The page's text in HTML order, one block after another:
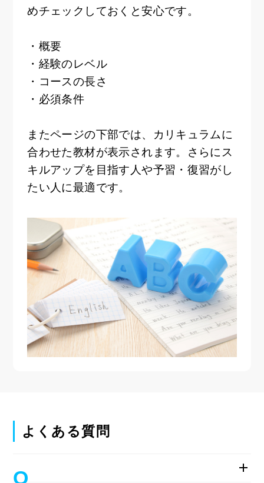
めチェックしておくと安心です。
・概要
・経験のレベル
・コースの長さ
・必須条件
またページの下部では、カリキュラムに
合わせた教材が表示されます。さらにス
キルアップを目指す人や予習・復習がし
たい人に最適です。
よくある質問